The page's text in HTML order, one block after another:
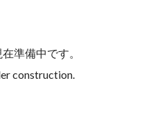
準備中です。
construction.